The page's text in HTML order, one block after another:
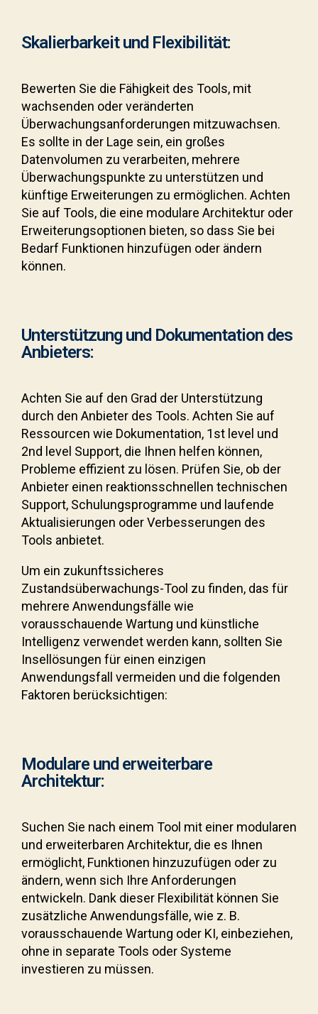
Skalierbarkeit und Flexibilität:
Bewerten Sie die Fähigkeit des Tools, mit
wachsenden oder veränderten
Überwachungsanforderungen mitzuwachsen.
Es sollte in der Lage sein, ein großes
Datenvolumen zu verarbeiten, mehrere
Überwachungspunkte zu unterstützen und
künftige Erweiterungen zu ermöglichen. Achten
Sie auf Tools, die eine modulare Architektur oder
Erweiterungsoptionen bieten, so dass Sie bei
Bedarf Funktionen hinzufügen oder ändern
können.
Unterstützung und Dokumentation des
Anbieters:
Achten Sie auf den Grad der Unterstützung
durch den Anbieter des Tools. Achten Sie auf
Ressourcen wie Dokumentation, 1st level und
2nd level Support, die Ihnen helfen können,
Probleme effizient zu lösen. Prüfen Sie, ob der
Anbieter einen reaktionsschnellen technischen
Support, Schulungsprogramme und laufende
Aktualisierungen oder Verbesserungen des
Tools anbietet.
Um ein zukunftssicheres
Zustandsüberwachungs-Tool zu finden, das für
mehrere Anwendungsfälle wie
vorausschauende Wartung und künstliche
Intelligenz verwendet werden kann, sollten Sie
Insellösungen für einen einzigen
Anwendungsfall vermeiden und die folgenden
Faktoren berücksichtigen:
Modulare und erweiterbare
Architektur:
Suchen Sie nach einem Tool mit einer modularen
und erweiterbaren Architektur, die es Ihnen
ermöglicht, Funktionen hinzuzufügen oder zu
ändern, wenn sich Ihre Anforderungen
entwickeln. Dank dieser Flexibilität können Sie
zusätzliche Anwendungsfälle, wie z. B.
vorausschauende Wartung oder KI, einbeziehen,
ohne in separate Tools oder Systeme
investieren zu müssen.